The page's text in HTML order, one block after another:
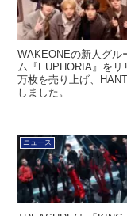
WAKEONEの新人グル
ム『EUPHORIA』を
万枚を売り上げ、
しました。
ニュース